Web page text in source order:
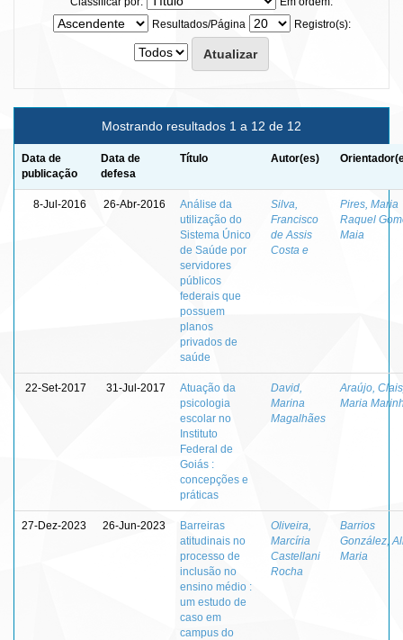
Resultados/Página
Registro(s):
Mostrando resultados 1 a 12 de 12
Data de
publicação
Data de
defesa
Título Autor(es)
8-Jul-2016 26-Abr-2016
Análise da
utilização do
Sistema Único
de Saúde por
servidores
públicos
federais que
possuem
planos
privados de
saúde
Silva,
Francisco
de Assis
Costa e
Pires, Maria
Raquel
Maia
22-Set-2017 31-Jul-2017
Atuação da
psicologia
escolar no
Instituto
Federal de
Goiás :
concepções e
práticas
David,
Marina
Magalhães
Araújo,
Maria
27-Dez-2023 26-Jun-2023
Barreiras
atitudinais no
processo de
inclusão no
ensino médio :
um estudo de
caso em
campus do
Oliveira,
Marcíria
Castellani
Rocha
Barrios
González,
Maria